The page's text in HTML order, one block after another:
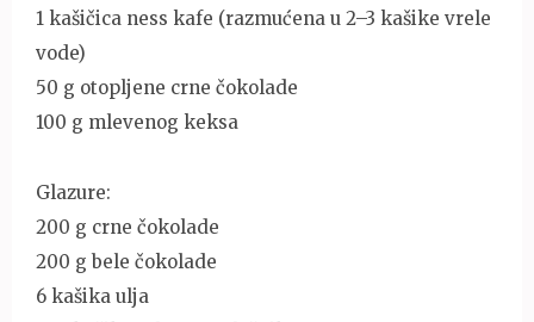
1 kašičica ness kafe (razmućena u 2–3 kašike vrele
vode)
50 g otopljene crne čokolade
100 g mlevenog keksa
Glazure:
200 g crne čokolade
200 g bele čokolade
6 kašika ulja